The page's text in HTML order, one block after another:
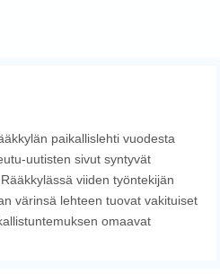
paikallislehti vuodesta
uutisten sivut syntyvät
viiden työntekijän
värinsä lehteen tuovat vakituiset
omaavat